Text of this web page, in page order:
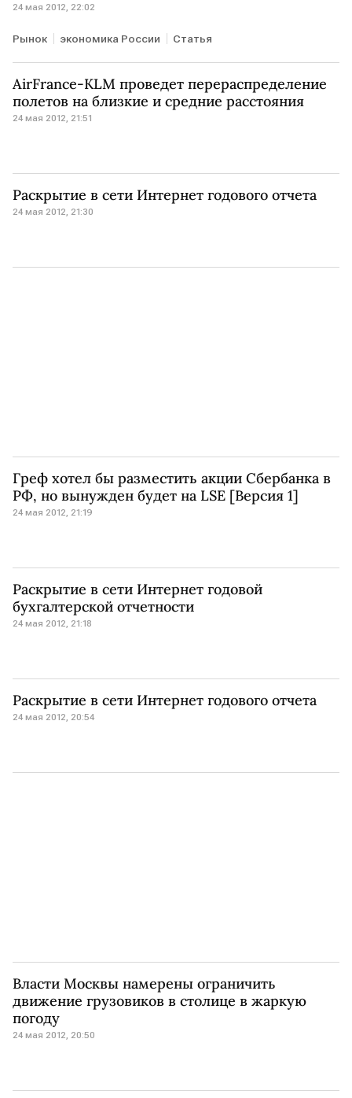
24 мая 2012, 22:02
Рынок экономика России Статья
AirFrance-KLM проведет перераспределение
полетов на близкие и средние расстояния
24 мая 2012, 21:51
Раскрытие в сети Интернет годового отчета
24 мая 2012, 21:30
Греф хотел бы разместить акции Сбербанка в
РФ, но вынужден будет на LSE [Версия 1]
24 мая 2012, 21:19
Раскрытие в сети Интернет годовой
бухгалтерской отчетности
24 мая 2012, 21:18
Раскрытие в сети Интернет годового отчета
24 мая 2012, 20:54
Власти Москвы намерены ограничить
движение грузовиков в столице в жаркую
погоду
24 мая 2012, 20:50